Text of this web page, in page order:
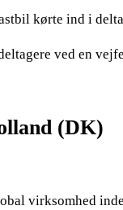
kørte ind i
ved en
(DK)
virksomhed